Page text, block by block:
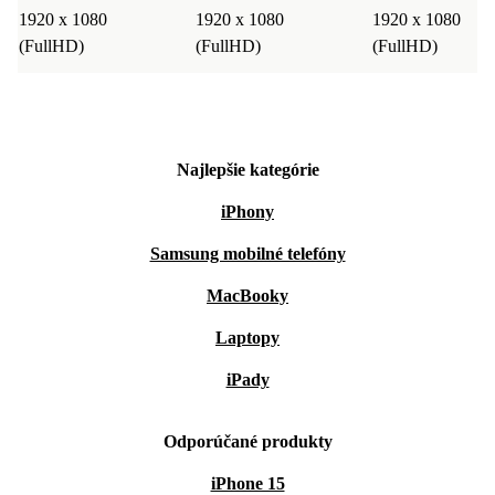
1920 x 1080
(FullHD)
1920 x 1080
(FullHD)
1920 x 1080
(FullHD)
Najlepšie kategórie
iPhony
Samsung mobilné telefóny
MacBooky
Laptopy
iPady
Odporúčané produkty
iPhone 15